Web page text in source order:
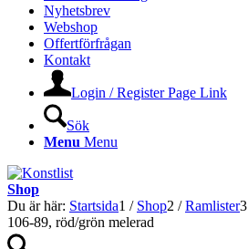
Nyhetsbrev
Webshop
Offertförfrågan
Kontakt
Login / Register Page Link
Sök
Menu Menu
Shop
Du är här: Startsida1 / Shop2 / Ramlister3
106-89, röd/grön melerad